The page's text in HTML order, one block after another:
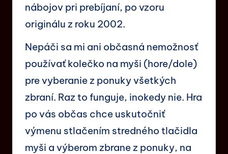
nábojov pri prebíjaní, po vzoru
originálu z roku 2002.
Nepáči sa mi ani občasná nemožnosť
používať kolečko na myši (hore/dole)
pre vyberanie z ponuky všetkých
zbraní. Raz to funguje, inokedy nie. Hra
po vás občas chce uskutočniť
výmenu stlačením stredného tlačidla
myši a výberom zbrane z ponuky, na